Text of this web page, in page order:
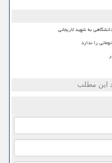
به شهید لاریجانی
این مطلب